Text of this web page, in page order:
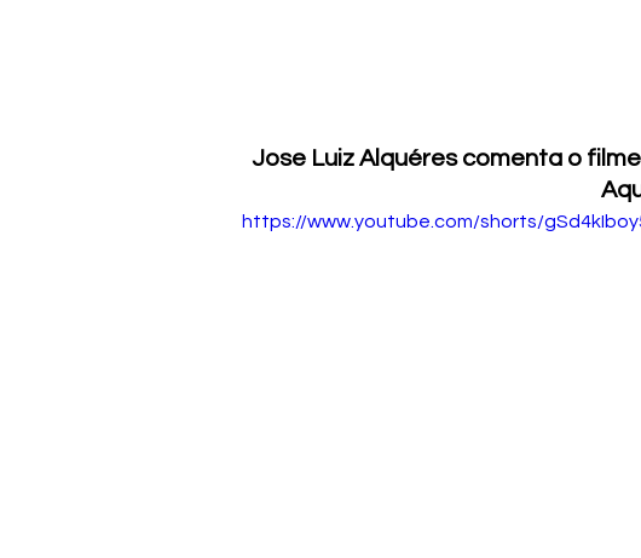
Jose Luiz Alquéres comenta o
https://www.youtube.com/shorts/